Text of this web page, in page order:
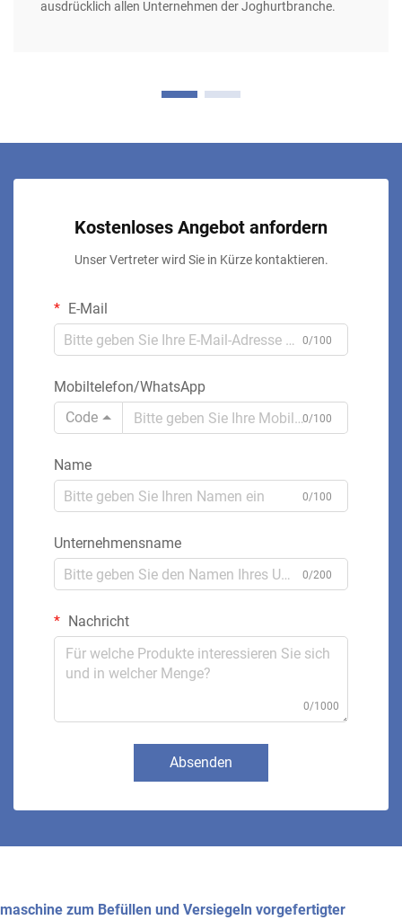
ausdrücklich allen Unternehmen der Joghurtbranche.
Kostenloses Angebot anfordern
Unser Vertreter wird Sie in Kürze kontaktieren.
E-Mail
0/100
Mobiltelefon/WhatsApp
Code
0/100
Name
0/100
Unternehmensname
0/200
Nachricht
0/1000
Absenden
maschine zum Befüllen und Versiegeln vorgefertigter